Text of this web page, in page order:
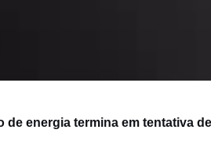
de energia termina em tentativa